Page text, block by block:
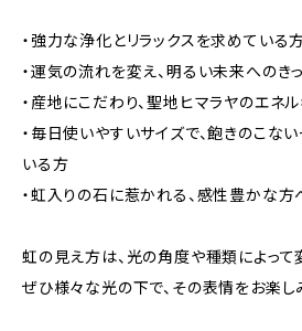
・強力な浄化とリラックスを求めている
・運気の流れを変え、明るい未来へのき
・産地にこだわり、聖地ヒマラヤのエネ
・毎日使いやすいサイズで、飽きのこな
いる方
・虹入りの石に惹かれる、感性豊かな方
虹の見え方は、光の角度や種類によって
ぜひ様々な光の下で、その表情をお楽し